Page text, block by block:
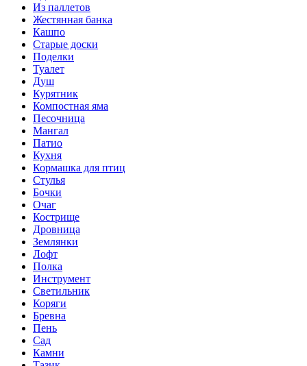
Из паллетов
Жестянная банка
Кашпо
Старые доски
Поделки
Туалет
Душ
Курятник
Компостная яма
Песочница
Мангал
Патио
Кухня
Кормашка для птиц
Стулья
Бочки
Очаг
Кострище
Дровница
Землянки
Лофт
Полка
Инструмент
Светильник
Коряги
Бревна
Пень
Сад
Камни